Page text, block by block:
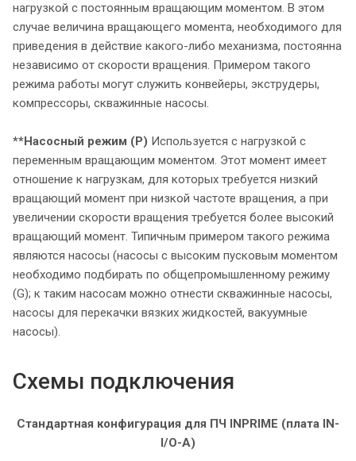
нагрузкой с постоянным вращающим моментом. В этом
случае величина вращающего момента, необходимого для
приведения в действие какого-либо механизма, постоянна
независимо от скорости вращения. Примером такого
режима работы могут служить конвейеры, экструдеры,
компрессоры, скважинные насосы.
**Насосный режим (P) Используется с нагрузкой с
переменным вращающим моментом. Этот момент имеет
отношение к нагрузкам, для которых требуется низкий
вращающий момент при низкой частоте вращения, а при
увеличении скорости вращения требуется более высокий
вращающий момент. Типичным примером такого режима
являются насосы (насосы с высоким пусковым моментом
необходимо подбирать по общепромышленному режиму
(G); к таким насосам можно отнести скважинные насосы,
насосы для перекачки вязких жидкостей, вакуумные
насосы).
Схемы подключения
Стандартная конфигурация для ПЧ INPRIME (плата IN-
I/O-A)